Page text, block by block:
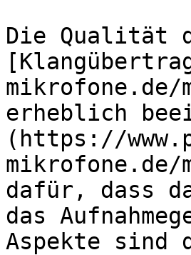
Die Qualität
mikrofone.de/
erheblich
(https://
dafür, dass
das
Aspekte sind